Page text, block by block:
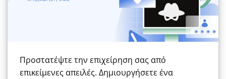
Προστατέψτε την επιχείρηση σας από
επικείμενες απειλές. Δημιουργήσετε ένα